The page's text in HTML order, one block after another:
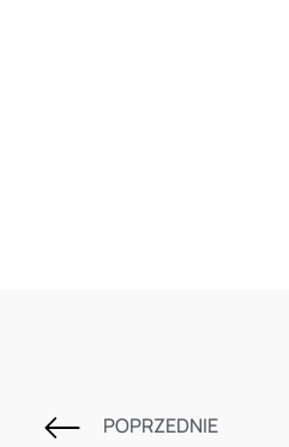
POPRZEDNIE